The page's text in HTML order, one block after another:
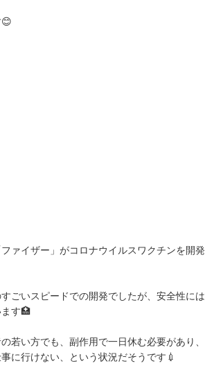
ァイザー」がコロナウイルスワクチンを開発
ごいスピードでの開発でしたが、安全性には
す🏥
若い方でも、副作用で一日休む必要があり、
に行けない、という状況だそうです💉